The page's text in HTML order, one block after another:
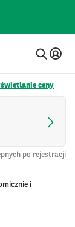
ceny
po rejestracji
i